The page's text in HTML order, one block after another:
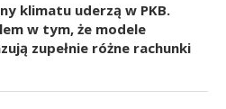
klimatu uderzą w PKB.
w tym, że modele
zupełnie różne rachunki